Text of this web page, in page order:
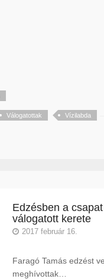
Válogatottak Vízilabda
Edzésben a
válogatott kerete
2017 február 16.
Faragó Tamás edzést
meghívottak…